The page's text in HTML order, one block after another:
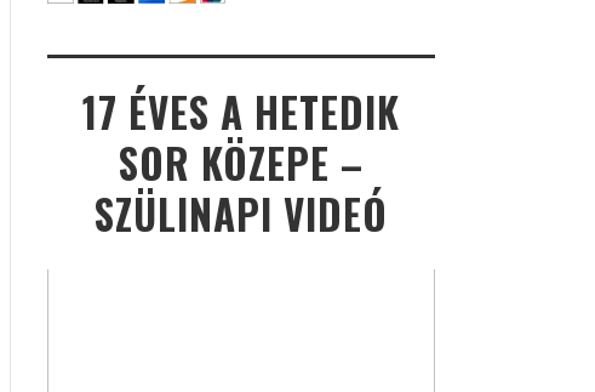
17 ÉVES A HETEDIK
SOR KÖZEPE –
SZÜLINAPI VIDEÓ